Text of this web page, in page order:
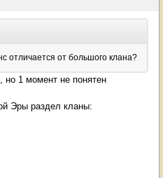
отличается от большого клана?
но 1 момент не понятен
Эры раздел кланы: